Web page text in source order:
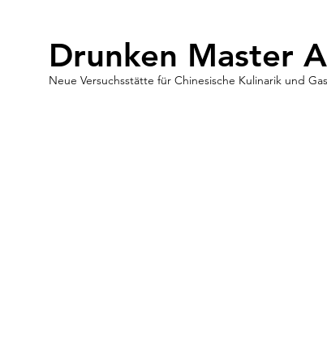
Drunken Master
Neue Versuchsstätte für Chinesische Kulinarik und